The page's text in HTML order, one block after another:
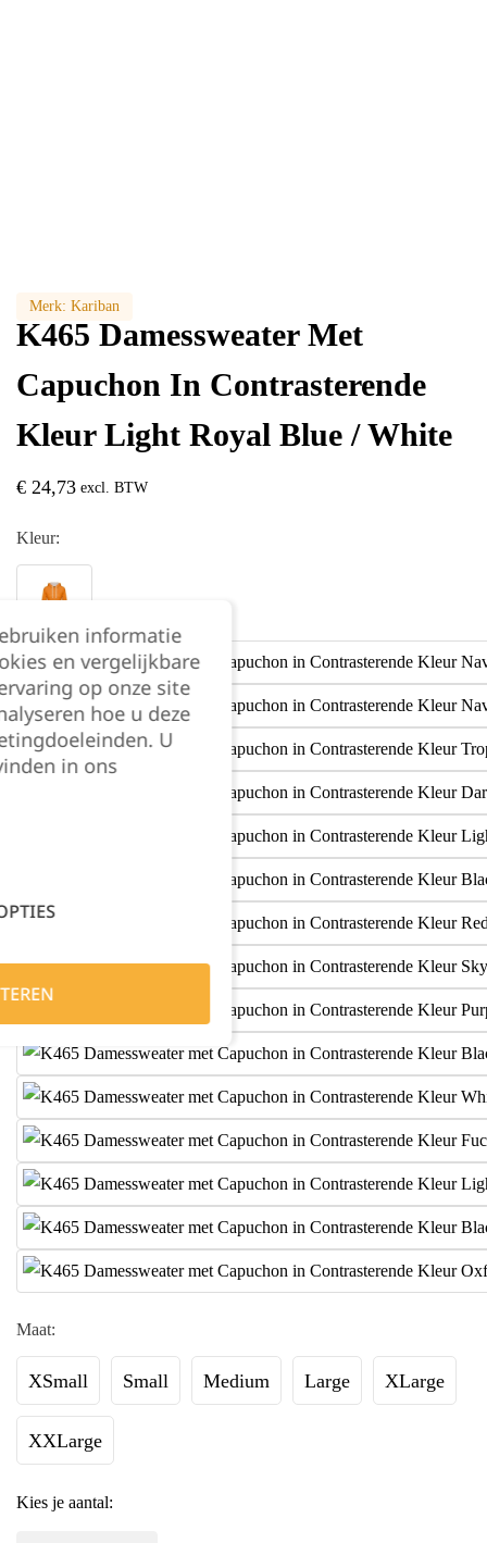
Merk: Kariban
K465 Damessweater Met
Capuchon In Contrasterende
Kleur Light Royal Blue / White
€ 24,73 excl. BTW
Kleur:
Maat:
XSmall Small Medium Large XLarge
XXLarge
Kies je aantal:
informatie
en vergelijkbare
op onze site
hoe u deze
U
in ons